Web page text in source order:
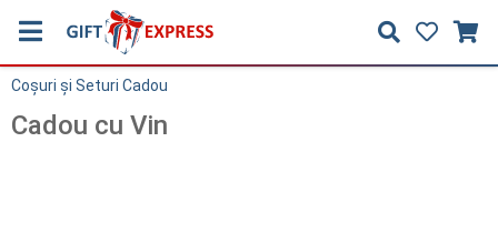
Coşuri și Seturi Cadou
Cadou cu Vin